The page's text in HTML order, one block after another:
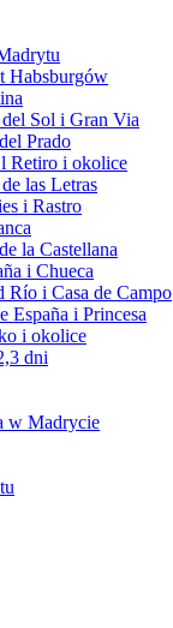
Habsburgów
del Sol i Gran Via
Prado
Retiro i okolice
las Letras
i Rastro
la Castellana
i Chueca
Río i Casa de Campo
España i Princesa
i okolice
dni
w Madrycie